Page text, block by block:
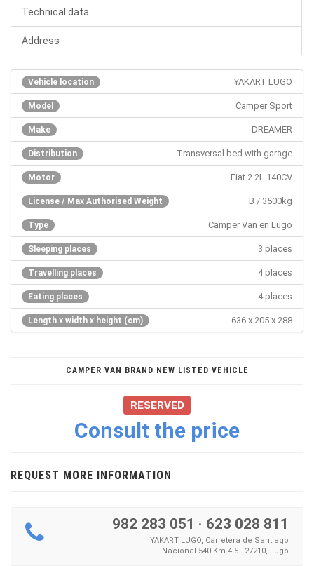
Technical data
Address
Vehicle location YAKART LUGO
Model Camper Sport
Make DREAMER
Distribution Transversal bed with garage
Motor Fiat 2.2L 140CV
License / Max Authorised Weight B / 3500kg
Type Camper Van en Lugo
Sleeping places 3 places
Travelling places 4 places
Eating places 4 places
Length x width x height (cm) 636 x 205 x 288
CAMPER VAN BRAND NEW LISTED VEHICLE
RESERVED
Consult the price
REQUEST MORE INFORMATION
982 283 051 · 623 028 811
YAKART LUGO, Carretera de Santiago
Nacional 540 Km 4.5 - 27210, Lugo